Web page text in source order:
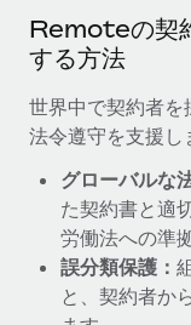
従業員の異動をス
従業員の福利厚生
Weaviateの概要...
詳細を見る
ブログを読む
ブログ
よび
プラス）
Remoteの使命は、
業務に最適な人材
ることです。この
Remoteの契
する方法
世界中で契約者
法令遵守を支援し
グローバルな
た契約書と適
労働法への準
誤分類保護：
と、契約者か